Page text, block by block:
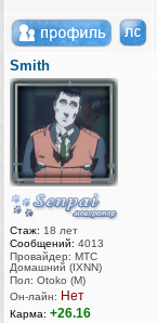
Smith
Стаж: 18 лет
Сообщений: 4013
Провайдер: МТС
Домашний (IXNN)
Пол: Otoko (M)
Он-лайн: Нет
Карма: +26.16